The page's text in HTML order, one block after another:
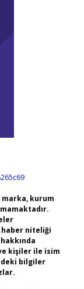
kurum
haber niteliği
kişiler ile isim
bilgiler